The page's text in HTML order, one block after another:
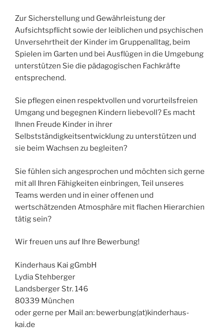
Zur Sicherstellung und Gewährleistung der
Aufsichtspflicht sowie der leiblichen und psychischen
Unversehrtheit der Kinder im Gruppenalltag, beim
Spielen im Garten und bei Ausflügen in die Umgebung
unterstützen Sie die pädagogischen Fachkräfte
entsprechend.
Sie pflegen einen respektvollen und vorurteilsfreien
Umgang und begegnen Kindern liebevoll? Es macht
Ihnen Freude Kinder in ihrer
Selbstständigkeitsentwicklung zu unterstützen und
sie beim Wachsen zu begleiten?
Sie fühlen sich angesprochen und möchten sich gerne
mit all Ihren Fähigkeiten einbringen, Teil unseres
Teams werden und in einer offenen und
wertschätzenden Atmosphäre mit flachen Hierarchien
tätig sein?
Wir freuen uns auf Ihre Bewerbung!
Kinderhaus Kai gGmbH
Lydia Stehberger
Landsberger Str. 146
80339 München
oder gerne per Mail an: bewerbung(at)kinderhaus-
kai.de